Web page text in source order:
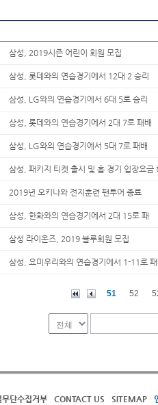
삼성, 2019시즌 어린이 회원 모집
삼성, 롯데와의 연습경기에서 12대 2 승리
삼성, LG와의 연습경기에서 6대 5로 승리
삼성, 롯데와의 연습경기에서 2대 7로 패배
삼성, LG와의 연습경기에서 5대 7로 패배
삼성, 패키지 티켓 출시 및 홈 경기 입장요금
2019년 오키나와 전지훈련 팬투어 종료
삼성, 한화와의 연습경기에서 2대 15로 패
삼성 라이온즈, 2019 블루회원 모집
삼성, 요미우리와의 연습경기에서 1-11로 패
51 52
무단수집거부 CONTACT US SITEMAP